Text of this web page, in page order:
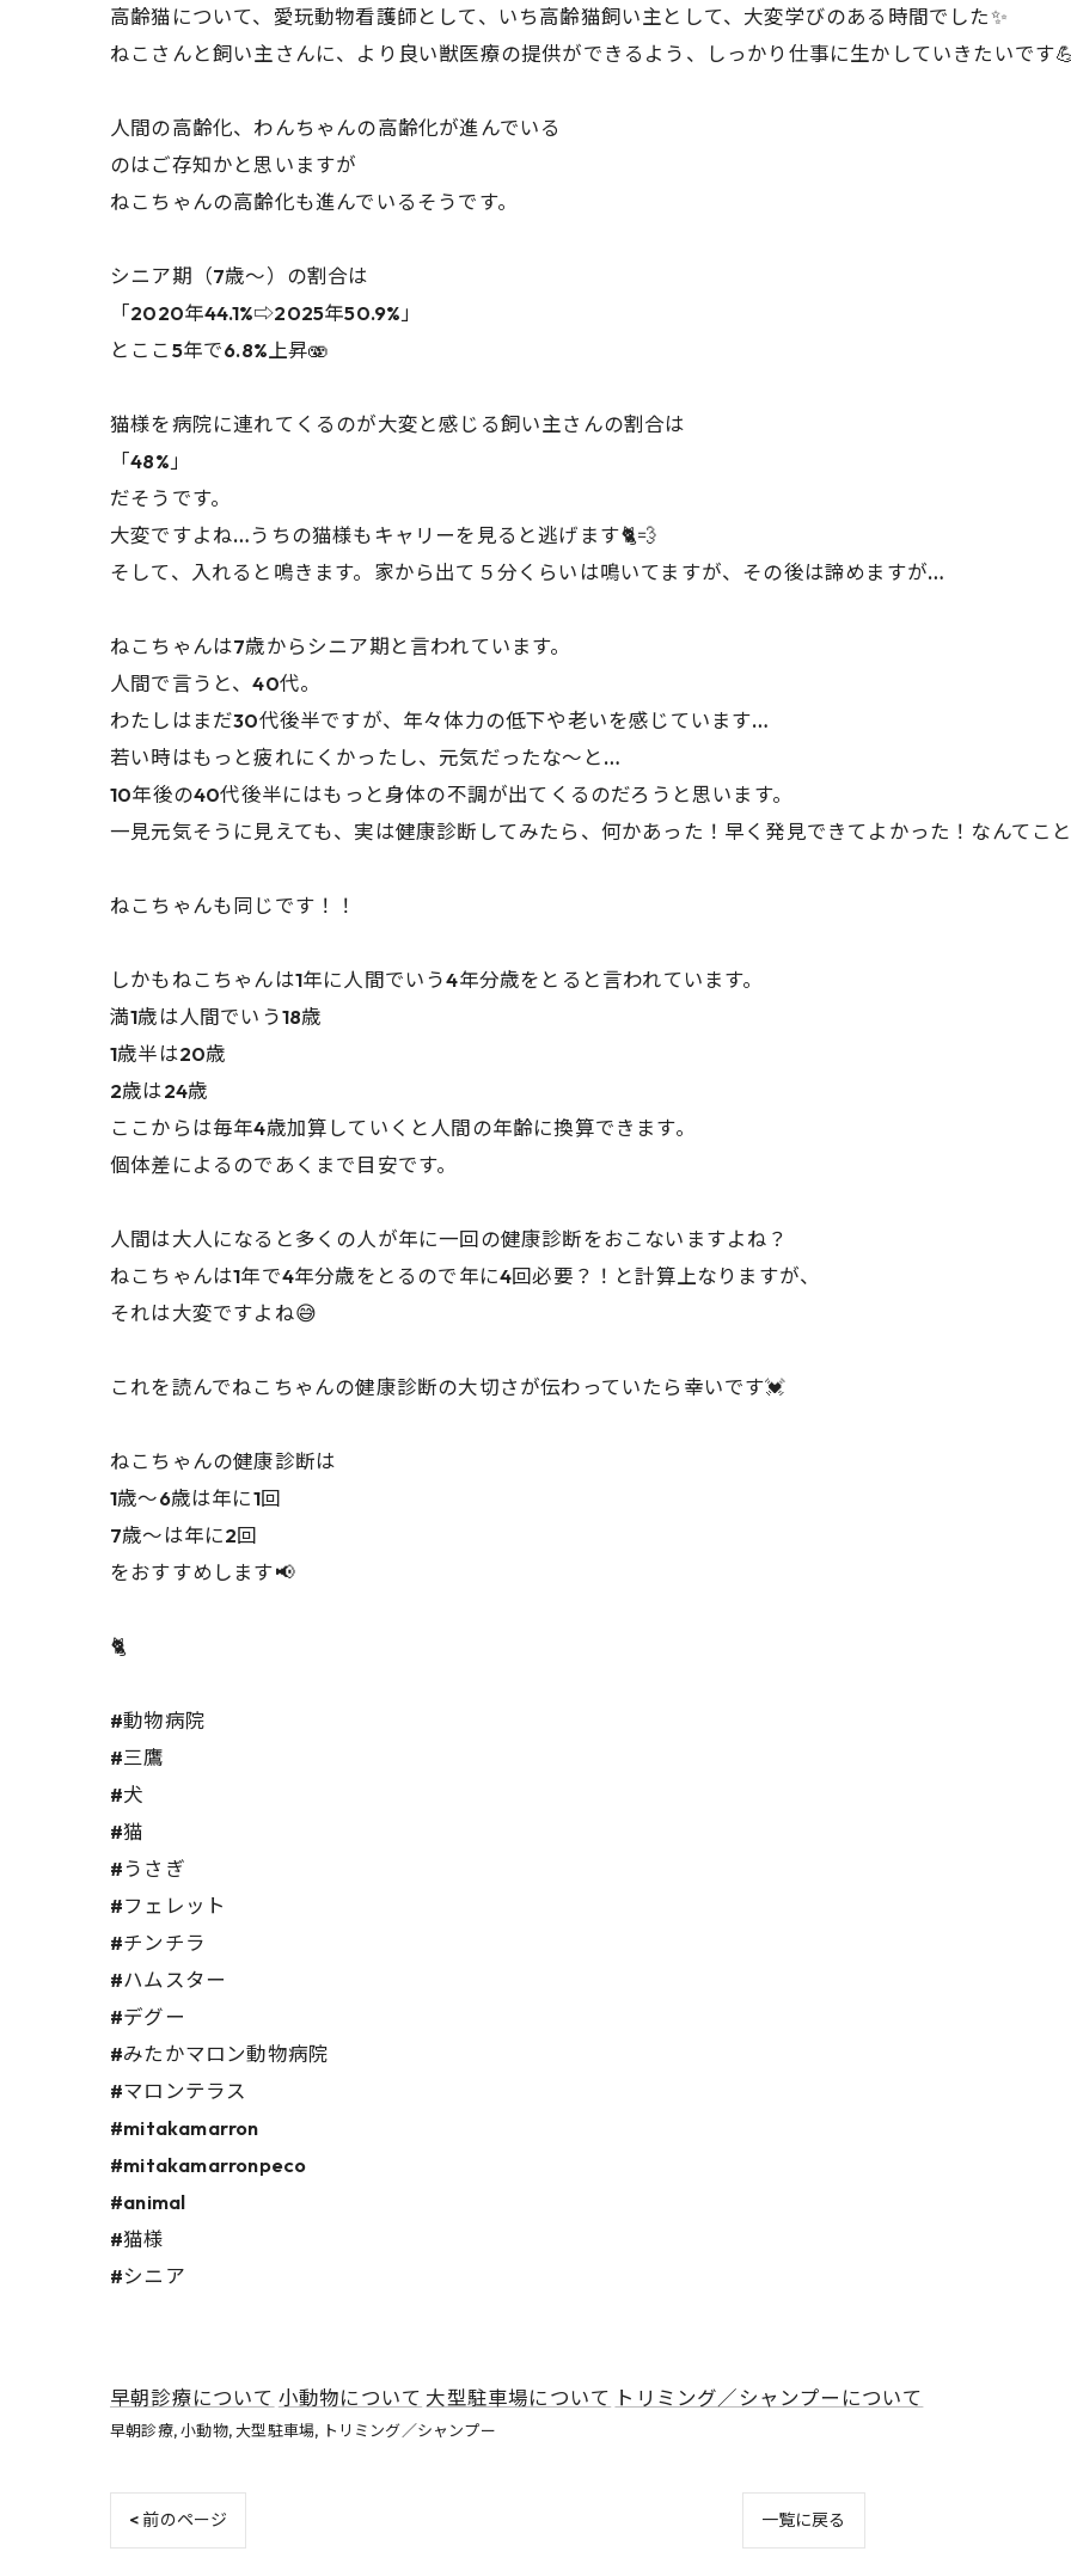
高齢猫について、愛玩動物看護師として、いち高齢猫飼い主として、大変学びのある時間でした✨
ねこさんと飼い主さんに、より良い獣医療の提供ができるよう、しっかり仕事に生かしていきたいです
人間の高齢化、わんちゃんの高齢化が進んでいる
のはご存知かと思いますが
ねこちゃんの高齢化も進んでいるそうです。
シニア期（7歳〜）の割合は
「2020年44.1%⇨2025年50.9%」
とここ5年で6.8%上昇🫨
猫様を病院に連れてくるのが大変と感じる飼い主さんの割合は
「48%」
だそうです。
大変ですよね…うちの猫様もキャリーを見ると逃げます🐈💨
そして、入れると鳴きます。家から出て５分くらいは鳴いてますが、その後は諦めますが…
ねこちゃんは7歳からシニア期と言われています。
人間で言うと、40代。
わたしはまだ30代後半ですが、年々体力の低下や老いを感じています…
若い時はもっと疲れにくかったし、元気だったな〜と…
10年後の40代後半にはもっと身体の不調が出てくるのだろうと思います。
一見元気そうに見えても、実は健康診断してみたら、何かあった！早く発見できてよかった！なんてこ
ねこちゃんも同じです！！
しかもねこちゃんは1年に人間でいう4年分歳をとると言われています。
満1歳は人間でいう18歳
1歳半は20歳
2歳は24歳
ここからは毎年4歳加算していくと人間の年齢に換算できます。
個体差によるのであくまで目安です。
人間は大人になると多くの人が年に一回の健康診断をおこないますよね？
ねこちゃんは1年で4年分歳をとるので年に4回必要？！と計算上なりますが、
それは大変ですよね😅
これを読んでねこちゃんの健康診断の大切さが伝わっていたら幸いです💓
ねこちゃんの健康診断は
1歳〜6歳は年に1回
7歳〜は年に2回
をおすすめします📢
🐈
#動物病院
#三鷹
#犬
#猫
#うさぎ
#フェレット
#チンチラ
#ハムスター
#デグー
#みたかマロン動物病院
#マロンテラス
#mitakamarron
#mitakamarronpeco
#animal
#猫様
#シニア
早朝診療について 小動物について 大型駐車場について トリミング／シャンプーについて
早朝診療 小動物 大型駐車場 トリミング／シャンプー
< 前のページ 一覧に戻る